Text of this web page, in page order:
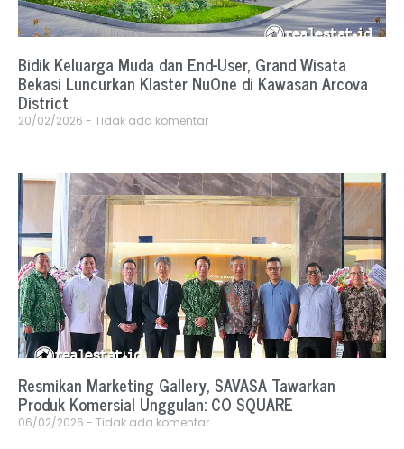
Bidik Keluarga Muda dan End-User, Grand Wisata
Bekasi Luncurkan Klaster NuOne di Kawasan Arcova
District
20/02/2026 Tidak ada komentar
Resmikan Marketing Gallery, SAVASA Tawarkan
Produk Komersial Unggulan: CO SQUARE
06/02/2026 Tidak ada komentar